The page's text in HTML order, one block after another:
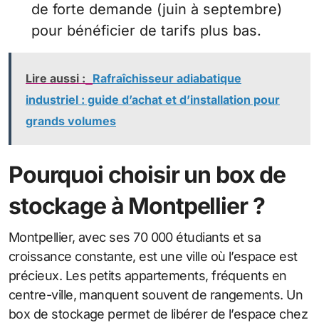
de forte demande (juin à septembre)
pour bénéficier de tarifs plus bas.
Lire aussi : Rafraîchisseur adiabatique
industriel : guide d’achat et d’installation pour
grands volumes
Pourquoi choisir un box de
stockage à Montpellier ?
Montpellier, avec ses 70 000 étudiants et sa
croissance constante, est une ville où l’espace est
précieux. Les petits appartements, fréquents en
centre-ville, manquent souvent de rangements. Un
box de stockage permet de libérer de l’espace chez